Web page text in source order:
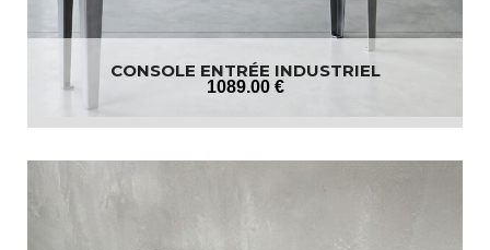
CONSOLE ENTRÉE INDUSTRIEL
1089.00 €